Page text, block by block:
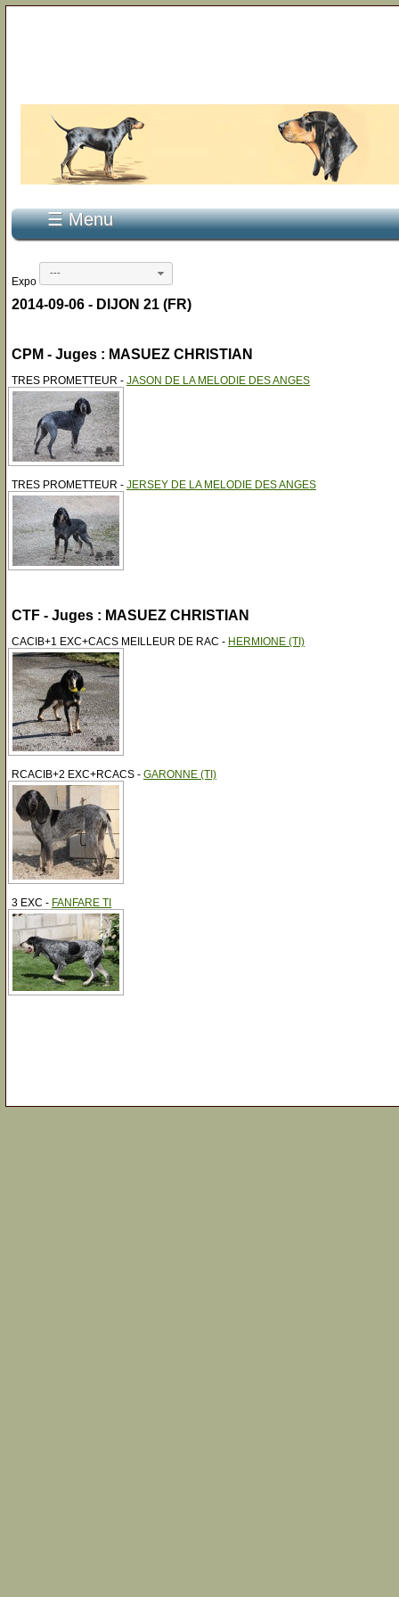
☰ Menu
Expo
---
2014-09-06 - DIJON 21 (FR)
CPM - Juges : MASUEZ CHRISTIAN
TRES PROMETTEUR - JASON DE LA MELODIE DES ANGES
TRES PROMETTEUR - JERSEY DE LA MELODIE DES ANGES
CTF - Juges : MASUEZ CHRISTIAN
CACIB+1 EXC+CACS MEILLEUR DE RAC - HERMIONE (TI)
RCACIB+2 EXC+RCACS - GARONNE (TI)
3 EXC - FANFARE TI